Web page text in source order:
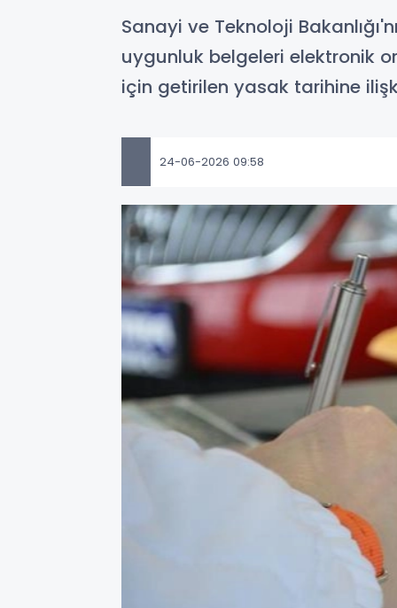
Sanayi ve Teknoloji
uygunluk belgeleri elektronik
için getirilen yasak tarihine
24-06-2026 09:58